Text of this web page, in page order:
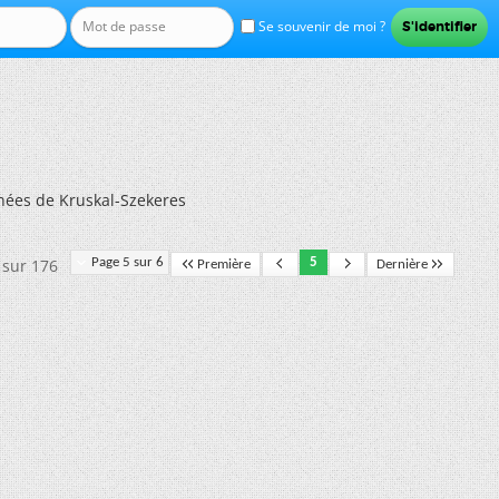
Se souvenir de moi ?
de Kruskal-Szekeres
Page 5 sur 6 Première 5 Dernière
176